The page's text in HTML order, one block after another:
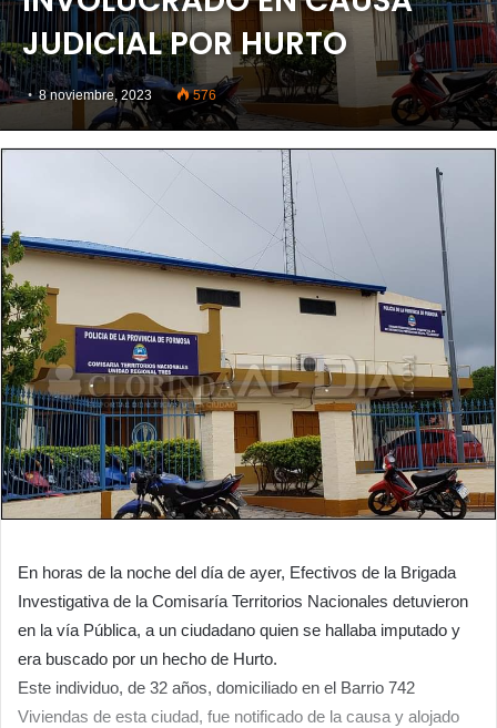
JUDICIAL POR HURTO
8 noviembre, 2023 576
En horas de la noche del día de ayer, Efectivos de la Brigada
Investigativa de la Comisaría Territorios Nacionales detuvieron
en la vía Pública, a un ciudadano quien se hallaba imputado y
era buscado por un hecho de Hurto.
Este individuo, de 32 años, domiciliado en el Barrio 742
Viviendas de esta ciudad, fue notificado de la causa y alojado